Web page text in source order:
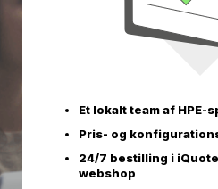
Et lokalt team af HPE-
Pris- og
24/7 bestilling i iQuote
webshop